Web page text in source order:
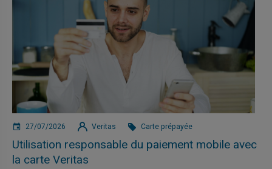
27/07/2026 Veritas Carte prépayée
Utilisation responsable du paiement mobile avec
la carte Veritas